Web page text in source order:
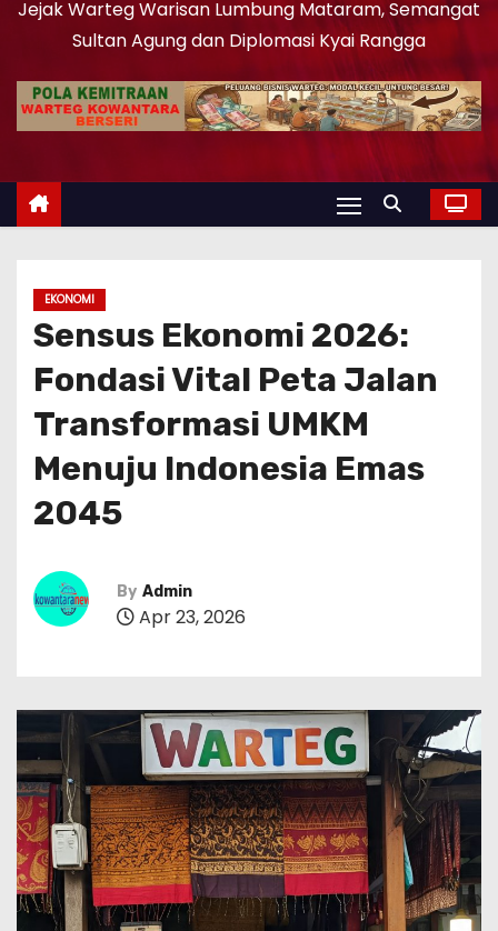
Jejak Warteg Warisan Lumbung Mataram, Semangat
Sultan Agung dan Diplomasi Kyai Rangga
EKONOMI
Sensus Ekonomi 2026:
Fondasi Vital Peta Jalan
Transformasi UMKM
Menuju Indonesia Emas
2045
By Admin
Apr 23, 2026